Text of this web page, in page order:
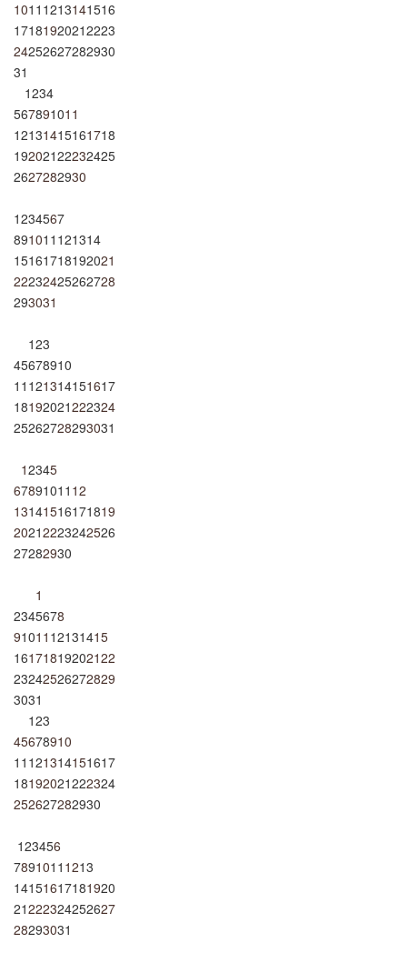
1011 1213141516
17181920212223
24252627282930
31
1234
567891011
12131415161718
19202122232425
2627282930
1234567
891011 121314
15161718192021
22232425262728
293031
123
45678910
11 121314151617
18192021222324
25262728293031
12345
67891011 12
13141516171819
20212223242526
27282930
1
2345678
91011 12131415
16171819202122
23242526272829
3031
123
45678910
11 121314151617
18192021222324
252627282930
123456
7891011 1213
14151617181920
21222324252627
28293031